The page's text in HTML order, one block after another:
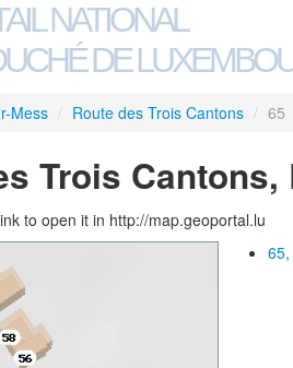
NATIONAL
DE
Mess / Route des Trois Cantons / 65
Trois
to open it in http://map.geoportal.lu